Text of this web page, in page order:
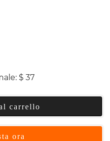
$ 37
carrello
ora